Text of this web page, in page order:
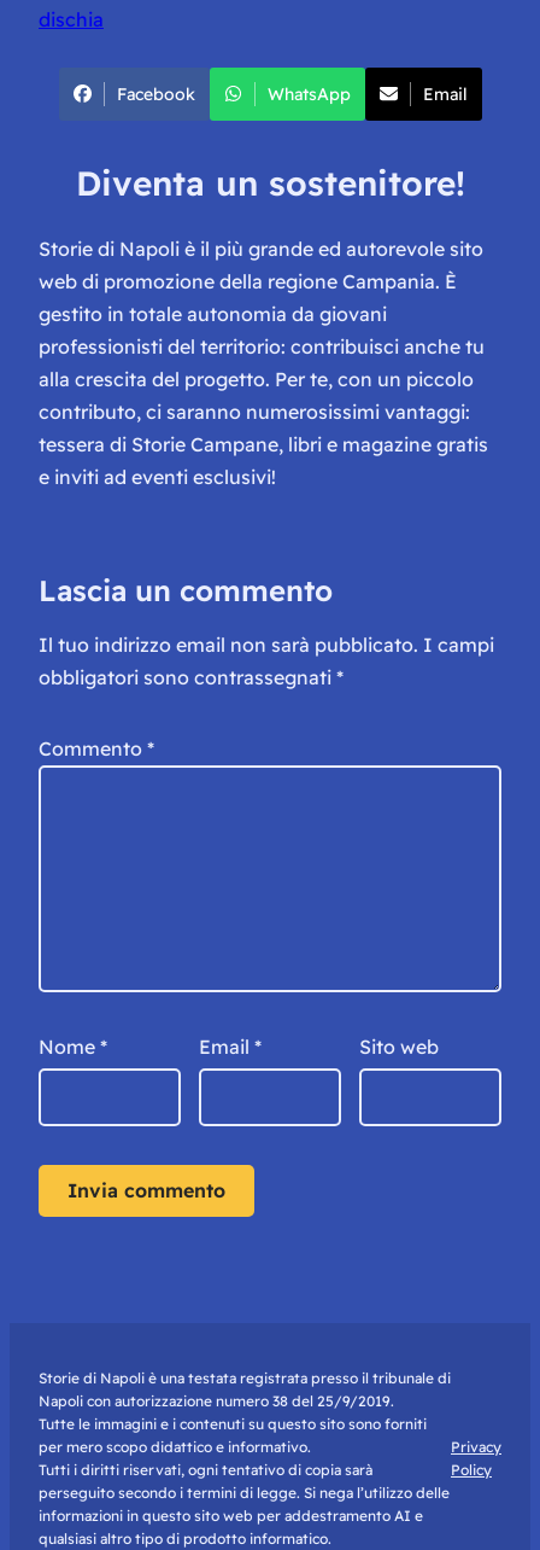
dischia
Facebook WhatsApp Email
Diventa un sostenitore!
Storie di Napoli è il più grande ed autorevole sito
web di promozione della regione Campania. È
gestito in totale autonomia da giovani
professionisti del territorio: contribuisci anche tu
alla crescita del progetto. Per te, con un piccolo
contributo, ci saranno numerosissimi vantaggi:
tessera di Storie Campane, libri e magazine gratis
e inviti ad eventi esclusivi!
Lascia un commento
Il tuo indirizzo email non sarà pubblicato. I campi
obbligatori sono contrassegnati *
Commento *
Nome * Email * Sito web
Storie di Napoli è una testata registrata presso il tribunale di
Napoli con autorizzazione numero 38 del 25/9/2019.
Tutte le immagini e i contenuti su questo sito sono forniti
per mero scopo didattico e informativo.
Tutti i diritti riservati, ogni tentativo di copia sarà
perseguito secondo i termini di legge. Si nega l’utilizzo delle
informazioni in questo sito web per addestramento AI e
qualsiasi altro tipo di prodotto informatico.
Privacy
Policy